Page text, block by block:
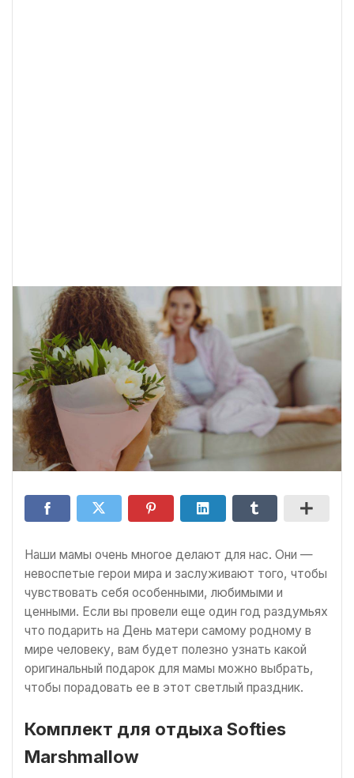
Наши мамы очень многое делают для нас. Они —
невоспетые герои мира и заслуживают того, чтобы
чувствовать себя особенными, любимыми и
ценными. Если вы провели еще один год раздумьях
что подарить на День матери самому родному в
мире человеку, вам будет полезно узнать какой
оригинальный подарок для мамы можно выбрать,
чтобы порадовать ее в этот светлый праздник.
Комплект для отдыха Softies
Marshmallow